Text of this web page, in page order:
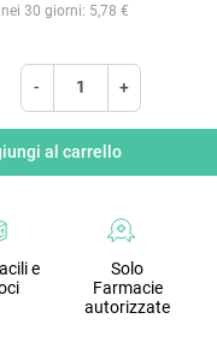
30 giorni: 5,78 €
- +
al carrello
e
Solo
Farmacie
autorizzate